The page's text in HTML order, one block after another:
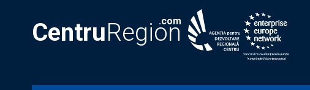
CentruRegion
.com